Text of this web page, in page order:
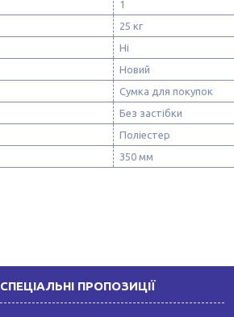
1
25 кг
Ні
Новий
Сумка для покупок
Без застібки
Поліестер
350 мм
СПЕЦІАЛЬНІ ПРОПОЗИЦІЇ